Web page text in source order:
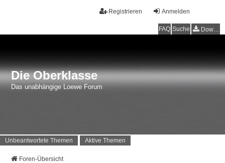
Anmelden
Registrieren
FAQ Suche Downloads
Die Oberklasse
Das unabhängige Loewe Forum
Unbeantwortete Themen Aktive Themen
Foren-Übersicht